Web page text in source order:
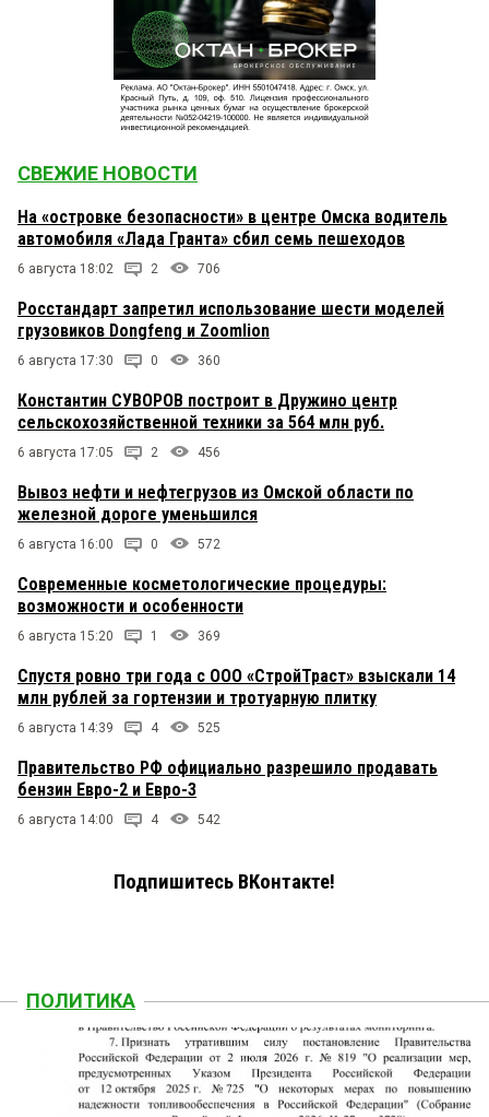
СВЕЖИЕ НОВОСТИ
На «островке безопасности» в центре Омска водитель
автомобиля «Лада Гранта» сбил семь пешеходов
6 августа 18:02 2 706
Росстандарт запретил использование шести моделей
грузовиков Dongfeng и Zoomlion
6 августа 17:30 0 360
Константин СУВОРОВ построит в Дружино центр
сельскохозяйственной техники за 564 млн руб.
6 августа 17:05 2 456
Вывоз нефти и нефтегрузов из Омской области по
железной дороге уменьшился
6 августа 16:00 0 572
Современные косметологические процедуры:
возможности и особенности
6 августа 15:20 1 369
Спустя ровно три года с ООО «СтройТраст» взыскали 14
млн рублей за гортензии и тротуарную плитку
6 августа 14:39 4 525
Правительство РФ официально разрешило продавать
бензин Евро-2 и Евро-3
6 августа 14:00 4 542
Подпишитесь ВКонтакте!
ПОЛИТИКА